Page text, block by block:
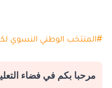
#المنتخب الوطني النسوي
مرحبا بكم في فضاء